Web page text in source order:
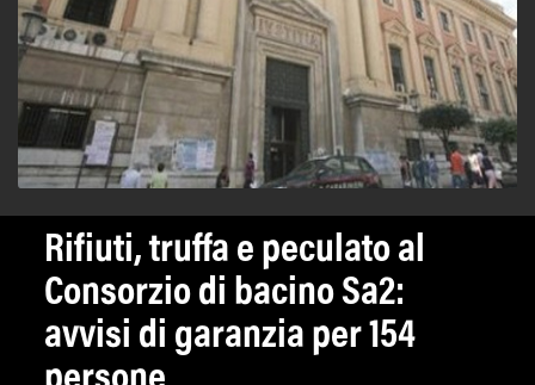
Rifiuti, truffa e peculato al
Consorzio di bacino Sa2:
avvisi di garanzia per 154